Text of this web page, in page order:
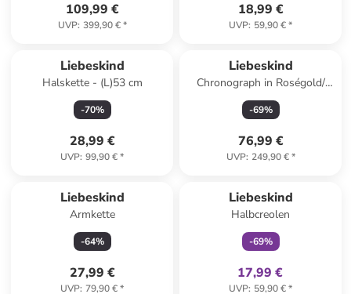
109,99 €
UVP: 399,90 €*
18,99 €
UVP: 59,90 €*
Liebeskind
Halskette - (L)53 cm
-70%
28,99 €
UVP: 99,90 €*
Liebeskind
Chronograph in Roségold/
Weiß
-69%
76,99 €
UVP: 249,90 €*
Liebeskind
Armkette
-64%
27,99 €
UVP: 79,90 €*
Liebeskind
Halbcreolen
-69%
17,99 €
UVP: 59,90 €*